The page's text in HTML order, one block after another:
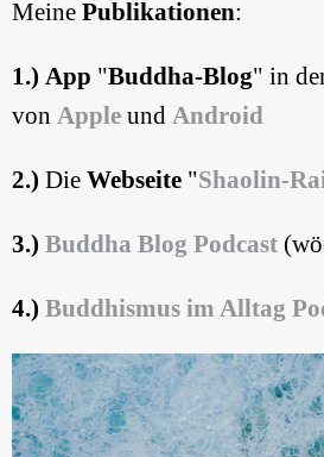
Meine Publikationen:
1.) App "Buddha-Blog" in
von Apple und Android
2.) Die Webseite "Shaolin-
3.) Buddha Blog Podcast
4.) Buddhismus im Alltag